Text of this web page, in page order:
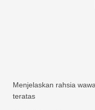
Menjelaskan rahsia
teratas